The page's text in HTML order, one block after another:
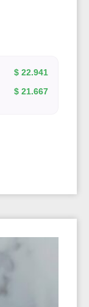
$ 22.941
$ 21.667